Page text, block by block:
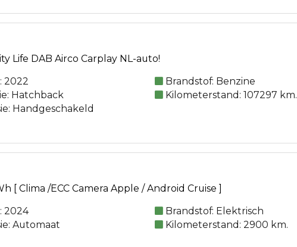
Life DAB Airco Carplay NL-auto!
2022
Hatchback
Handgeschakeld
Brandstof: Benzine
Kilometerstand: 107297 km.
[ Clima /ECC Camera Apple / Android Cruise ]
2024
Automaat
Brandstof: Elektrisch
Kilometerstand: 2900 km.